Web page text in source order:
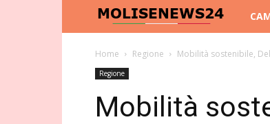
Molise
News
Home Regione Mobilità sostenibile,
Regione
Mobilità